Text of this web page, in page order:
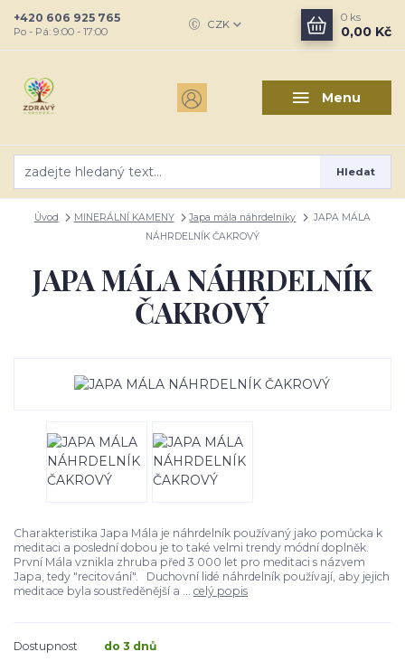
Menu
CZK
Hledat
+420 606 925 765
Po - Pá: 9:00 - 17:00
0 ks
0,00 Kč
Úvod MINERÁLNÍ KAMENY Japa mála náhrdelníky
JAPA MÁLA
NÁHRDELNÍK ČAKROVÝ
JAPA MÁLA NÁHRDELNÍK
ČAKROVÝ
Charakteristika Japa Mála je náhrdelník používaný jako pomůcka k
meditaci a poslední dobou je to také velmi trendy módní doplněk.
První Mála vznikla zhruba před 3 000 let pro meditaci s názvem
Japa, tedy "recitování". Duchovní lidé náhrdelník používají, aby jejich
meditace byla soustředěnější a ... celý popis
Dostupnost do 3 dnů